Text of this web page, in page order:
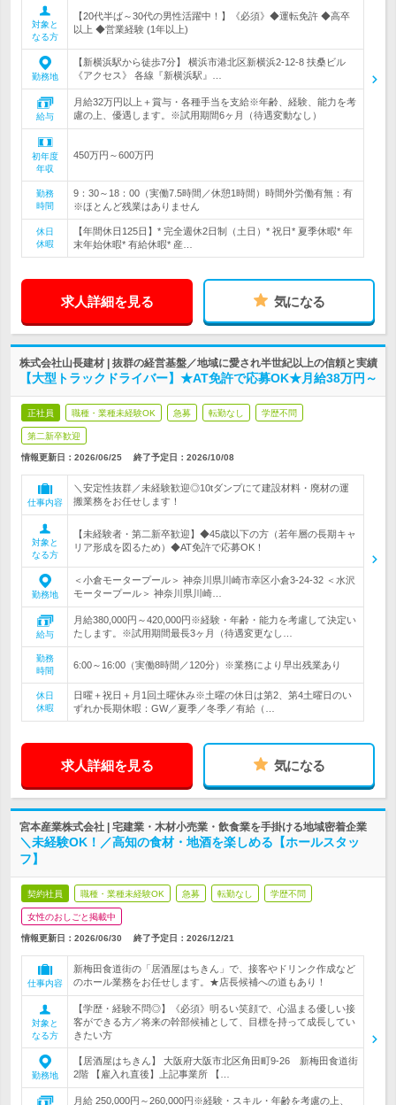
対象と
なる方
【20代半ば～30代の男性活躍中！】《必須》◆運転免許 ◆高卒
以上 ◆営業経験 (1年以上)
勤務地
【新横浜駅から徒歩7分】 横浜市港北区新横浜2-12-8 扶桑ビル
《アクセス》 各線『新横浜駅』…
給与
月給32万円以上＋賞与・各種手当を支給※年齢、経験、能力を考
慮の上、優遇します。※試用期間6ヶ月（待遇変動なし）
初年度
年収
450万円～600万円
勤務
時間
9：30～18：00（実働7.5時間／休憩1時間）時間外労働有無：有
※ほとんど残業はありません
休日
休暇
【年間休日125日】* 完全週休2日制（土日）* 祝日* 夏季休暇* 年
末年始休暇* 有給休暇* 産…
求人詳細を見る 気になる
株式会社山長建材 | 抜群の経営基盤／地域に愛され半世紀以上の信頼と実績
【大型トラックドライバー】★AT免許で応募OK★月給38万円～
正社員 職種・業種未経験OK 急募 転勤なし 学歴不問
第二新卒歓迎
情報更新日：2026/06/25 終了予定日： 2026/10/08
仕事内容
＼安定性抜群／未経験歓迎◎10tダンプにて建設材料・廃材の運
搬業務をお任せします！
対象と
なる方
【未経験者・第二新卒歓迎】◆45歳以下の方（若年層の長期キャ
リア形成を図るため）◆AT免許で応募OK！
勤務地
＜小倉モータープール＞ 神奈川県川崎市幸区小倉3-24-32 ＜水沢
モータープール＞ 神奈川県川崎…
給与
月給380,000円～420,000円※経験・年齢・能力を考慮して決定い
たします。※試用期間最長3ヶ月（待遇変更なし…
勤務
時間
6:00～16:00（実働8時間／120分）※業務により早出残業あり
休日
休暇
日曜＋祝日＋月1回土曜休み※土曜の休日は第2、第4土曜日のい
ずれか長期休暇：GW／夏季／冬季／有給（…
求人詳細を見る 気になる
宮本産業株式会社 | 宅建業・木材小売業・飲食業を手掛ける地域密着企業
＼未経験OK！／高知の食材・地酒を楽しめる【ホールスタッ
フ】
契約社員 職種・業種未経験OK 急募 転勤なし 学歴不問
女性のおしごと掲載中
情報更新日：2026/06/30 終了予定日： 2026/12/21
仕事内容
新梅田食道街の「居酒屋はちきん」で、接客やドリンク作成など
のホール業務をお任せします。★店長候補への道もあり！
対象と
なる方
【学歴・経験不問◎】《必須》明るい笑顔で、心温まる優しい接
客ができる方／将来の幹部候補として、目標を持って成長してい
きたい方
勤務地
【居酒屋はちきん】 大阪府大阪市北区角田町9‐26 新梅田食道街
2階 【雇入れ直後】上記事業所 【…
月給 250,000円～260,000円※経験・スキル・年齢を考慮の上、